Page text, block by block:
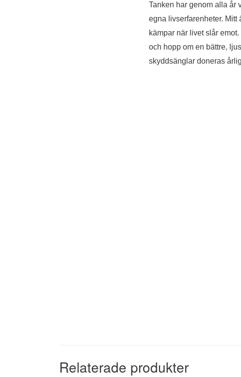
Tanken har genom alla år
egna livserfarenheter. Mitt
kämpar när livet slår
och hopp om en bättre,
skyddsänglar doneras
Relaterade produkter